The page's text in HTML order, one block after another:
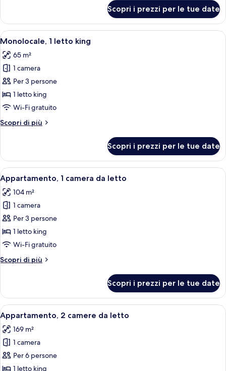
King
Room
Scopri i prezzi per le tue date
Apri
tutte
le
foto
per
Monolocale,
1
king
Una camera d'albergo con un letto
10
Monolocale, 1 letto king
65 m²
1 camera
Per 3 persone
1 letto king
Wi-Fi gratuito
Scopri di più
Altri
1
letto
king
Scopri i prezzi per le tue date
Apri
tutte
le
foto
per
Appartamento,
1
da
Biancheria da letto di alta qualità,
14
Appartamento, 1 camera da letto
104 m²
1 camera
Per 3 persone
1 letto king
Wi-Fi gratuito
Scopri di più
Altri
1
camera
da
letto
Scopri i prezzi per le tue date
Apri
tutte
le
foto
per
Appartamento,
Biancheria da letto di alta qualità,
9
Appartamento, 2 camere da letto
169 m²
1 camera
Per 6 persone
1 letto king